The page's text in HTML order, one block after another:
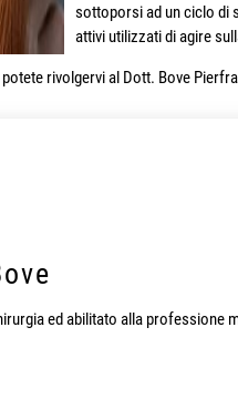
sottoporsi ad un ciclo di
attivi utilizzati di agire
rivolgervi al Dott. Bove
ed abilitato alla professione